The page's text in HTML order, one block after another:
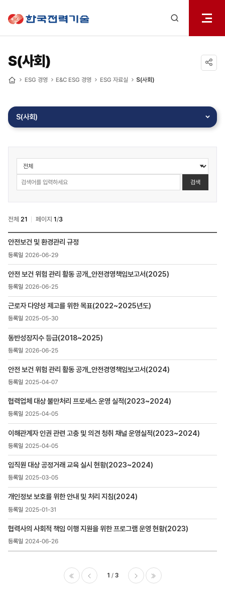
열기
S(사회)
ESG 경영 E&C ESG 경영 ESG 자료실 S(사회)
S(사회)
ESG
경영
E&C
ESG
>
자료실
S(사회)
검색
전체 21 페이지 1/3
ESG
경영
>
E&C
ESG
경영
ESG
>
목록
-
번호,
제목,
등록일
첨부파일
조회수
안전보건 및 환경관리 규정
2026-06-29
안전 보건 위험 관리 활동 공개_안전경영책임보고서(2025)
2026-06-25
근로자 다양성 제고를 위한 목표(2022~2025년도)
2025-05-30
동반성장지수 등급(2018~2025)
2026-06-25
안전 보건 위험 관리 활동 공개_안전경영책임보고서(2024)
2025-04-07
협력업체 대상 불만처리 프로세스 운영 실적(2023~2024)
2025-04-05
이해관계자 인권 관련 고충 및 의견 청취 채널 운영실적(2023~2024)
2025-04-05
임직원 대상 공정거래 교육 실시 현황(2023~2024)
2025-03-05
개인정보 보호를 위한 안내 및 처리 지침(2024)
2025-01-31
협력사의 사회적 책임 이행 지원을 위한 프로그램 운영 현황(2023)
2024-06-26
1 3